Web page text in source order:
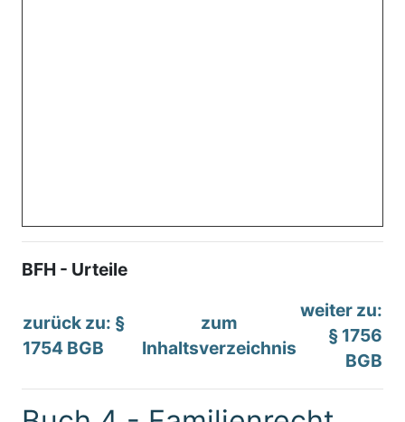
BFH - Urteile
zurück zu: §
1754 BGB
zum
Inhaltsverzeichnis
weiter zu:
§ 1756
BGB